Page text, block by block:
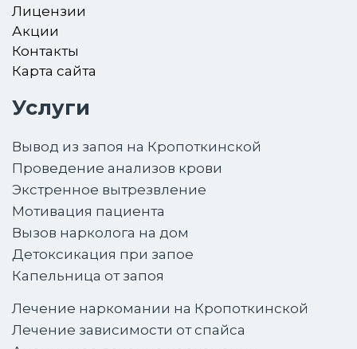
Лицензии
Акции
Контакты
Карта сайта
Услуги
Вывод из запоя на Кропоткинской
Проведение анализов крови
Экстренное вытрезвление
Мотивация пациента
Вызов нарколога на дом
Детоксикация при запое
Капельница от запоя
Лечение наркомании на Кропоткинской
Лечение зависимости от спайса